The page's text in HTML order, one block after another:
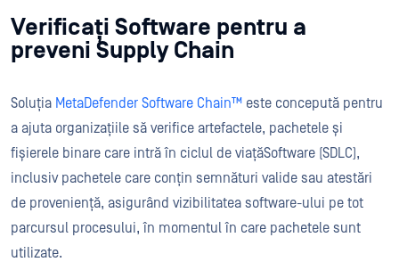
Verificați Software pentru a
preveni Supply Chain
Soluția MetaDefender Software Chain™ este concepută pentru
a ajuta organizațiile să verifice artefactele, pachetele și
fișierele binare care intră în ciclul de viațăSoftware (SDLC),
inclusiv pachetele care conțin semnături valide sau atestări
de proveniență, asigurând vizibilitatea software-ului pe tot
parcursul procesului, în momentul în care pachetele sunt
utilizate.